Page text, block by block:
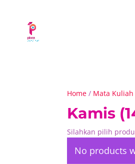
Home / Mata Kuliah
Kamis
Silahkan pilih
No products